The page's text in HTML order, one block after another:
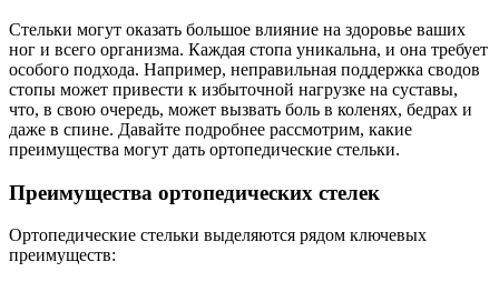
Стельки могут оказать большое влияние на здоровье ваших
ног и всего организма. Каждая стопа уникальна, и она требует
особого подхода. Например, неправильная поддержка сводов
стопы может привести к избыточной нагрузке на суставы,
что, в свою очередь, может вызвать боль в коленях, бедрах и
даже в спине. Давайте подробнее рассмотрим, какие
преимущества могут дать ортопедические стельки.
Преимущества ортопедических стелек
Ортопедические стельки выделяются рядом ключевых
преимуществ: